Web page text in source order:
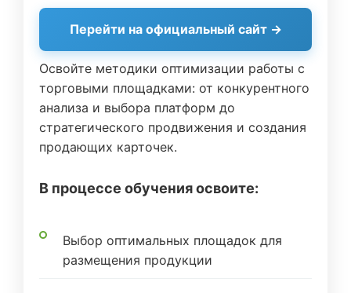
Перейти на официальный сайт →
Освойте методики оптимизации работы с
торговыми площадками: от конкурентного
анализа и выбора платформ до
стратегического продвижения и создания
продающих карточек.
В процессе обучения освоите:
Выбор оптимальных площадок для
размещения продукции